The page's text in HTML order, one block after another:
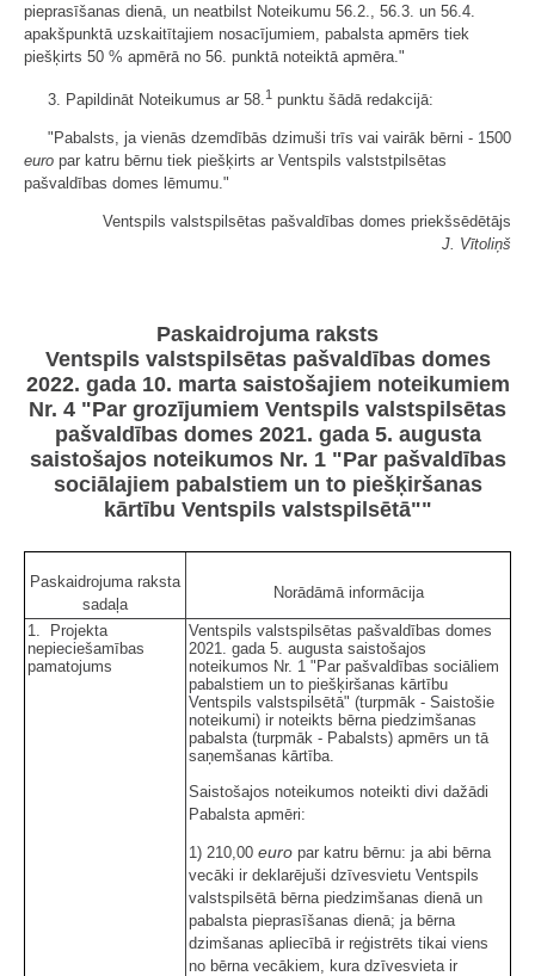
pieprasīšanas dienā, un neatbilst Noteikumu 56.2., 56.3. un 56.4.
apakšpunktā uzskaitītajiem nosacījumiem, pabalsta apmērs tiek
piešķirts 50 % apmērā no 56. punktā noteiktā apmēra."
3. Papildināt Noteikumus ar 58. 1 punktu šādā redakcijā:
"Pabalsts, ja vienās dzemdībās dzimuši trīs vai vairāk bērni - 1500
euro par katru bērnu tiek piešķirts ar Ventspils valststpilsētas
pašvaldības domes lēmumu."
Ventspils valstspilsētas pašvaldības domes priekšsēdētājs
J. Vītoliņš
Paskaidrojuma raksts
Ventspils valstspilsētas pašvaldības domes
2022. gada 10. marta saistošajiem noteikumiem
Nr. 4 "Par grozījumiem Ventspils valstspilsētas
pašvaldības domes 2021. gada 5. augusta
saistošajos noteikumos Nr. 1 "Par pašvaldības
sociālajiem pabalstiem un to piešķiršanas
kārtību Ventspils valstspilsētā""
Paskaidrojuma raksta
sadaļa
Norādāmā informācija
1. Projekta
nepieciešamības
pamatojums
Ventspils valstspilsētas pašvaldības domes
2021. gada 5. augusta saistošajos
noteikumos Nr. 1 "Par pašvaldības sociāliem
pabalstiem un to piešķiršanas kārtību
Ventspils valstspilsētā" (turpmāk - Saistošie
noteikumi) ir noteikts bērna piedzimšanas
pabalsta (turpmāk - Pabalsts) apmērs un tā
saņemšanas kārtība.
Saistošajos noteikumos noteikti divi dažādi
Pabalsta apmēri:
1) 210,00 euro par katru bērnu: ja abi bērna
vecāki ir deklarējuši dzīvesvietu Ventspils
valstspilsētā bērna piedzimšanas dienā un
pabalsta pieprasīšanas dienā; ja bērna
dzimšanas apliecībā ir reģistrēts tikai viens
no bērna vecākiem, kura dzīvesvieta ir